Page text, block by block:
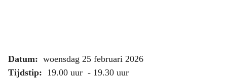
Datum: woensdag 25 februari 2026
Tijdstip: 19.00 uur - 19.30 uur